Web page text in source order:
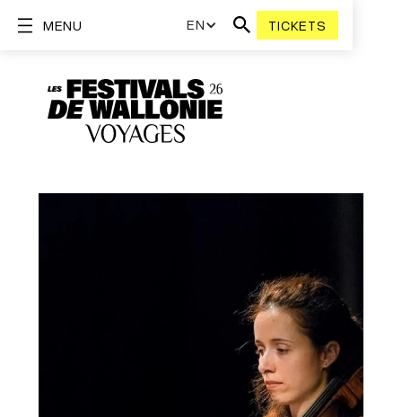
EN TICKETS
MENU